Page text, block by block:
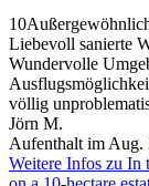
10
Liebevoll sanierte
Wundervolle
völlig
Jörn M.
Aufenthalt im Aug.
Weitere Infos zu In